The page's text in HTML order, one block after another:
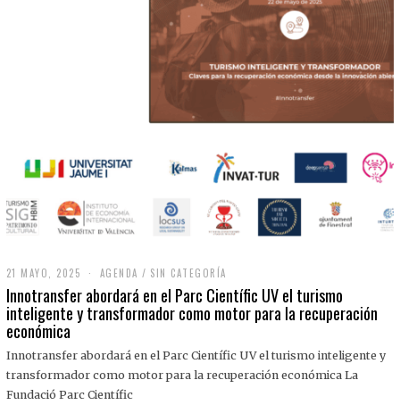
21 MAYO, 2025
M
A
Y
,
0
2
AGENDA / SIN CATEGORÍA
Innotransfer abordará en el Parc Científic UV el turismo
inteligente y transformador como motor para la recuperación
económica
Innotransfer abordará en el Parc Científic UV el turismo inteligente y
transformador como motor para la recuperación económica La
Fundació Parc Científic